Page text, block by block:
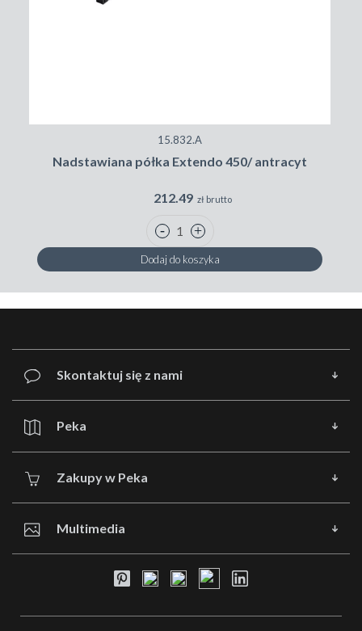
15.832.A
Nadstawiana półka Extendo 450/ antracyt
212.49 zł brutto
Dodaj do koszyka
Skontaktuj się z nami
Peka
Zakupy w Peka
Multimedia